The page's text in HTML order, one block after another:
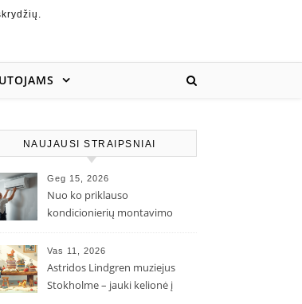
NAUJAUSI STRAIPSNIAI
Geg 15, 2026
Nuo ko priklauso
kondicionierių montavimo
Vas 11, 2026
Astridos Lindgren muziejus
Stokholme – jauki kelionė į